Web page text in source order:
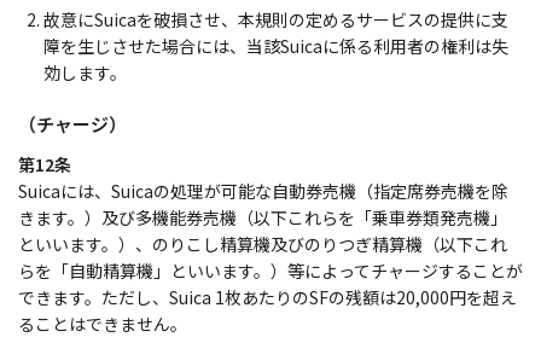
故意にSuicaを破損させ、本規則の定めるサービスの提供に支
障を生じさせた場合には、当該Suicaに係る利用者の権利は失
効します。
（チャージ）
第12条
Suicaには、Suicaの処理が可能な自動券売機（指定席券売機を除
きます。）及び多機能券売機（以下これらを「乗車券類発売機」
といいます。）、のりこし精算機及びのりつぎ精算機（以下これ
らを「自動精算機」といいます。）等によってチャージすることが
できます。ただし、Suica 1枚あたりのSFの残額は20,000円を超え
ることはできません。